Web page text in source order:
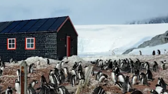
(England, Schottland, Wales